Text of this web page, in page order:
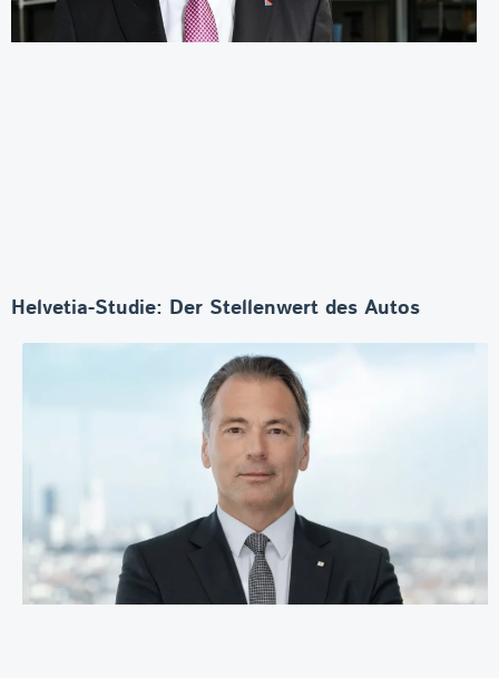
Helvetia-Studie: Der Stellenwert des Autos